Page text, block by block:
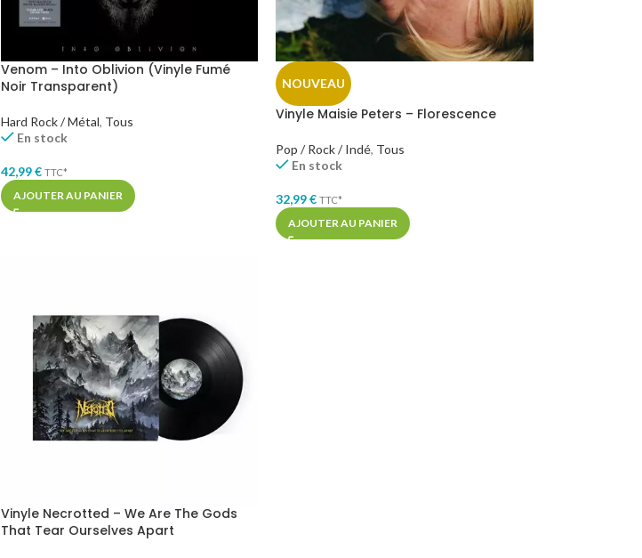
Venom – Into Oblivion (Vinyle Fumé
Noir Transparent)
Hard Rock / Métal, Tous
En stock
42,99€ TTC*
AJOUTER AU PANIER
NOUVEAU
Vinyle Maisie Peters – Florescence
Pop / Rock / Indé, Tous
En stock
32,99€ TTC*
AJOUTER AU PANIER
Vinyle Necrotted – We Are The Gods
That Tear Ourselves Apart